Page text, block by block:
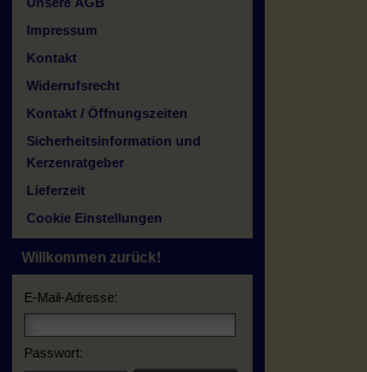
Impressum
Kontakt
Widerrufsrecht
Kontakt / Öffnungszeiten
Sicherheitsinformation und
Kerzenratgeber
Lieferzeit
Cookie Einstellungen
Willkommen zurück!
E-Mail-Adresse:
Passwort: